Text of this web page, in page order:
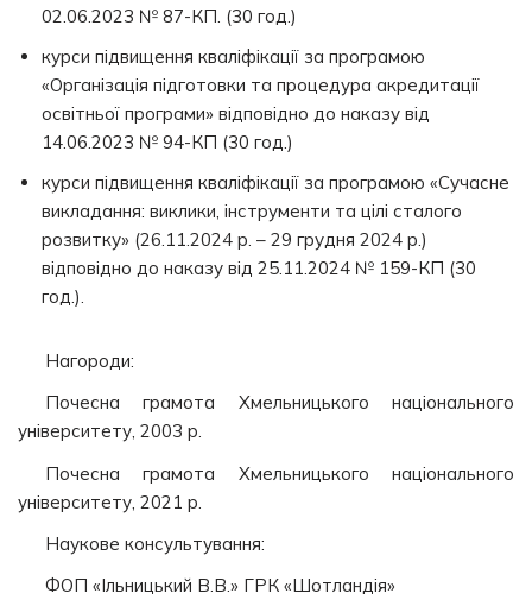
02.06.2023 № 87-КП. (30 год.)
курси підвищення кваліфікації за програмою
«Організація підготовки та процедура акредитації
освітньої програми» відповідно до наказу від
14.06.2023 № 94-КП (30 год.)
курси підвищення кваліфікації за програмою «Сучасне
викладання: виклики, інструменти та цілі сталого
розвитку» (26.11.2024 р. – 29 грудня 2024 р.)
відповідно до наказу від 25.11.2024 № 159-КП (30
год.).
Нагороди:
Почесна грамота Хмельницького національного
університету, 2003 р.
Почесна грамота Хмельницького національного
університету, 2021 р.
Наукове консультування:
ФОП «Ільницький В.В.» ГРК «Шотландія»